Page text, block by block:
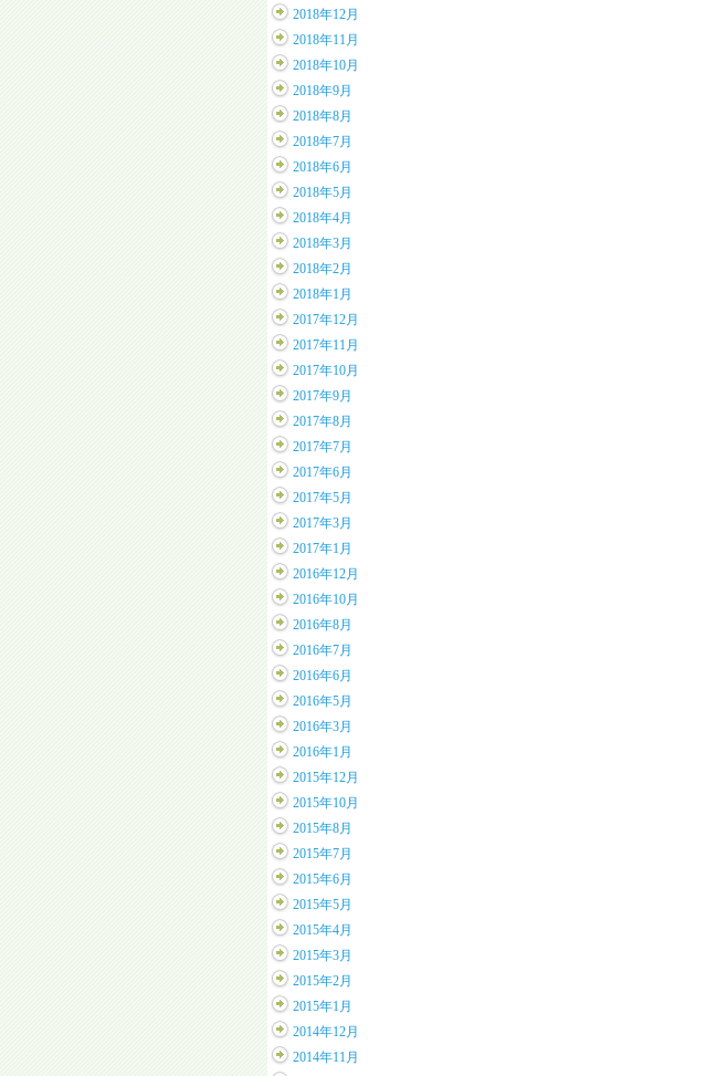
2018年12月
2018年11月
2018年10月
2018年9月
2018年8月
2018年7月
2018年6月
2018年5月
2018年4月
2018年3月
2018年2月
2018年1月
2017年12月
2017年11月
2017年10月
2017年9月
2017年8月
2017年7月
2017年6月
2017年5月
2017年3月
2017年1月
2016年12月
2016年10月
2016年8月
2016年7月
2016年6月
2016年5月
2016年3月
2016年1月
2015年12月
2015年10月
2015年8月
2015年7月
2015年6月
2015年5月
2015年4月
2015年3月
2015年2月
2015年1月
2014年12月
2014年11月